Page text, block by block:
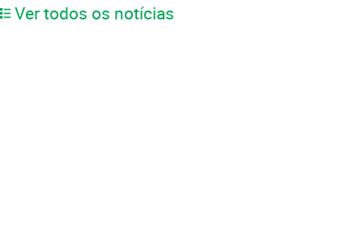
Ver todos os notícias